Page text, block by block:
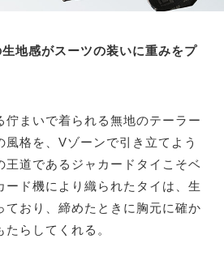
地感がスーツの装いに重みをプ
佇まいで着られる無地のテーラー
風格を、Vゾーンで引き立てよう
王道であるジャカードタイこそベ
ード機により織られたタイは、生
ており、締めたときに胸元に確か
らしてくれる。